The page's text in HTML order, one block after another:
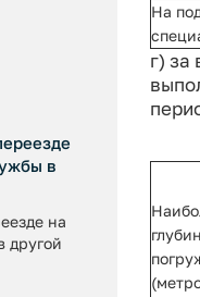
в
на
другой
На
г) за